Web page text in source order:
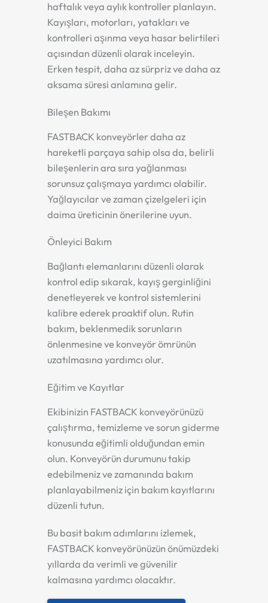
haftalık veya aylık kontroller planlayın.
Kayışları, motorları, yatakları ve
kontrolleri aşınma veya hasar belirtileri
açısından düzenli olarak inceleyin.
Erken tespit, daha az sürpriz ve daha az
aksama süresi anlamına gelir.
Bileşen Bakımı
FASTBACK konveyörler daha az
hareketli parçaya sahip olsa da, belirli
bileşenlerin ara sıra yağlanması
sorunsuz çalışmaya yardımcı olabilir.
Yağlayıcılar ve zaman çizelgeleri için
daima üreticinin önerilerine uyun.
Önleyici Bakım
Bağlantı elemanlarını düzenli olarak
kontrol edip sıkarak, kayış gerginliğini
denetleyerek ve kontrol sistemlerini
kalibre ederek proaktif olun. Rutin
bakım, beklenmedik sorunların
önlenmesine ve konveyör ömrünün
uzatılmasına yardımcı olur.
Eğitim ve Kayıtlar
Ekibinizin FASTBACK konveyörünüzü
çalıştırma, temizleme ve sorun giderme
konusunda eğitimli olduğundan emin
olun. Konveyörün durumunu takip
edebilmeniz ve zamanında bakım
planlayabilmeniz için bakım kayıtlarını
düzenli tutun.
Bu basit bakım adımlarını izlemek,
FASTBACK konveyörünüzün önümüzdeki
yıllarda da verimli ve güvenilir
kalmasına yardımcı olacaktır.